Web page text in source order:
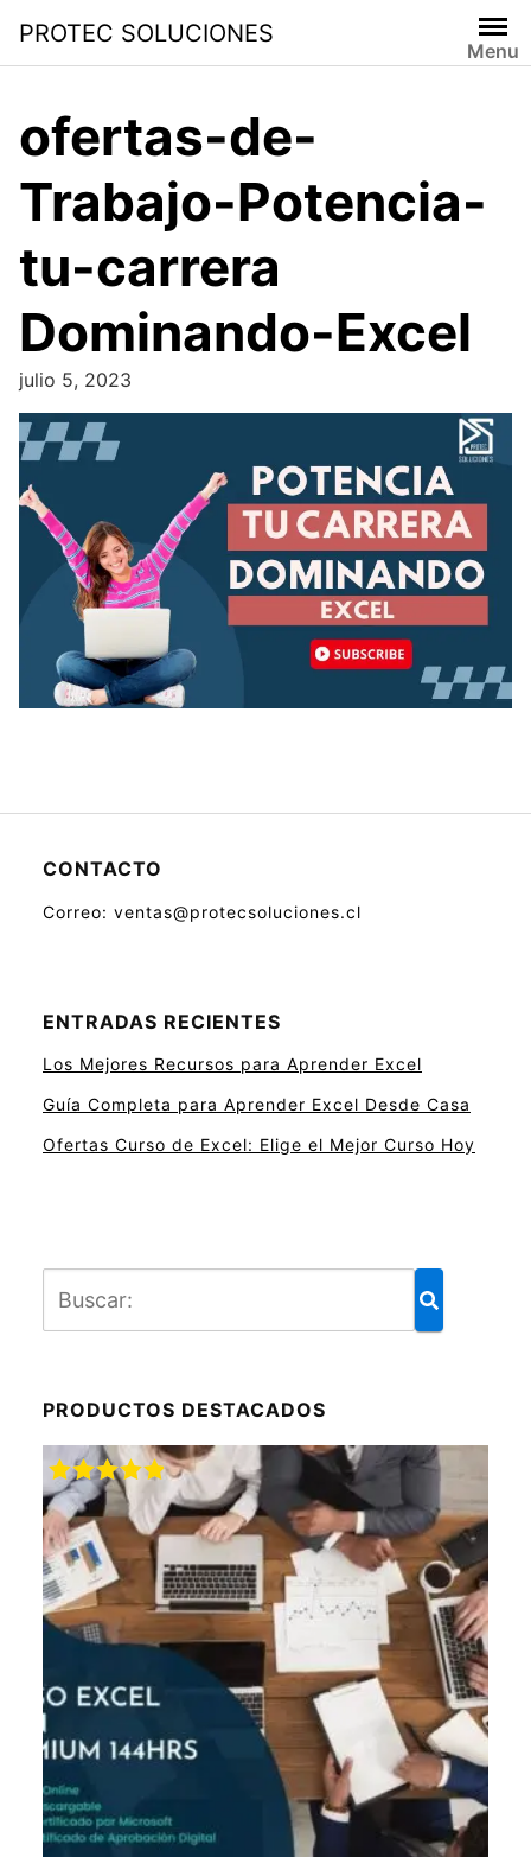
PROTEC SOLUCIONES
Menu
ofertas-de-
Trabajo-Potencia-
tu-carrera
Dominando-Excel
julio 5, 2023
CONTACTO
Correo: ventas@protecsoluciones.cl
ENTRADAS RECIENTES
Los Mejores Recursos para Aprender Excel
Guía Completa para Aprender Excel Desde Casa
Ofertas Curso de Excel: Elige el Mejor Curso Hoy
PRODUCTOS DESTACADOS
Valorado
con5.00de
5